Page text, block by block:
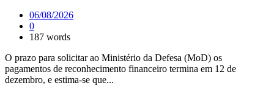
06/08/2026
0
187 words
O prazo para solicitar ao Ministério da Defesa (MoD) os
pagamentos de reconhecimento financeiro termina em 12 de
dezembro, e estima-se que...